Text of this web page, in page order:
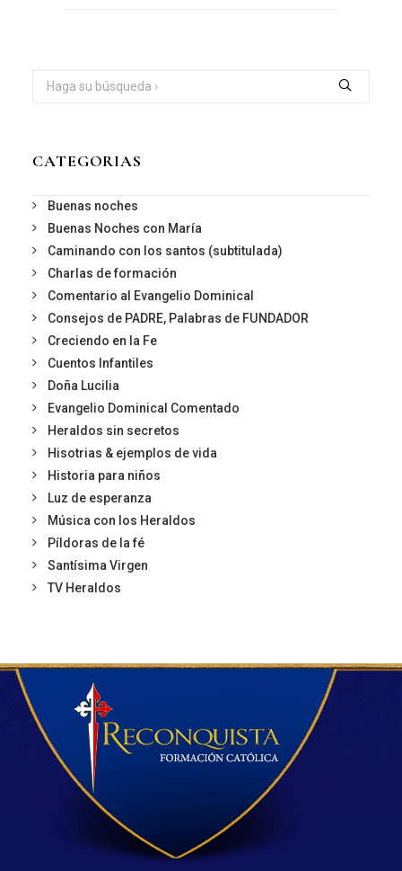
CATEGORIAS
Buenas noches
Buenas Noches con María
Caminando con los santos (subtitulada)
Charlas de formación
Comentario al Evangelio Dominical
Consejos de PADRE, Palabras de FUNDADOR
Creciendo en la Fe
Cuentos Infantiles
Doña Lucilia
Evangelio Dominical Comentado
Heraldos sin secretos
Hisotrias & ejemplos de vida
Historia para niños
Luz de esperanza
Música con los Heraldos
Píldoras de la fé
Santísima Virgen
TV Heraldos